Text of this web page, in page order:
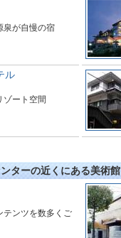
泉が自慢の宿
ル
ゾート空間
ターの近くにある美術
テンツを数多くご